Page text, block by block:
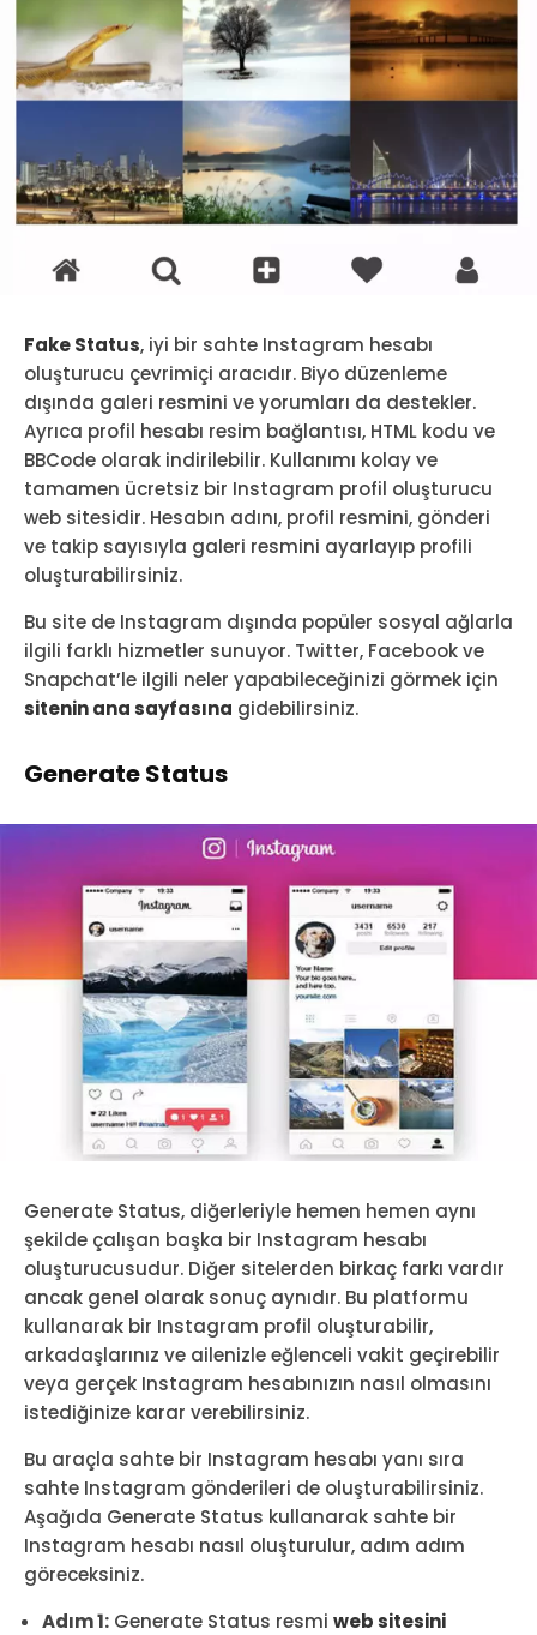
Fake Status, iyi bir sahte Instagram hesabı
oluşturucu çevrimiçi aracıdır. Biyo düzenleme
dışında galeri resmini ve yorumları da destekler.
Ayrıca profil hesabı resim bağlantısı, HTML kodu ve
BBCode olarak indirilebilir. Kullanımı kolay ve
tamamen ücretsiz bir Instagram profil oluşturucu
web sitesidir. Hesabın adını, profil resmini, gönderi
ve takip sayısıyla galeri resmini ayarlayıp profili
oluşturabilirsiniz.
Bu site de Instagram dışında popüler sosyal ağlarla
ilgili farklı hizmetler sunuyor. Twitter, Facebook ve
Snapchat’le ilgili neler yapabileceğinizi görmek için
sitenin ana sayfasına gidebilirsiniz.
Generate Status
Generate Status, diğerleriyle hemen hemen aynı
şekilde çalışan başka bir Instagram hesabı
oluşturucusudur. Diğer sitelerden birkaç farkı vardır
ancak genel olarak sonuç aynıdır. Bu platformu
kullanarak bir Instagram profil oluşturabilir,
arkadaşlarınız ve ailenizle eğlenceli vakit geçirebilir
veya gerçek Instagram hesabınızın nasıl olmasını
istediğinize karar verebilirsiniz.
Bu araçla sahte bir Instagram hesabı yanı sıra
sahte Instagram gönderileri de oluşturabilirsiniz.
Aşağıda Generate Status kullanarak sahte bir
Instagram hesabı nasıl oluşturulur, adım adım
göreceksiniz.
Adım 1: Generate Status resmi web sitesini